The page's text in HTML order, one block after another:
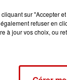
sur "Accepter
refuser en
à jour vos choix, ou